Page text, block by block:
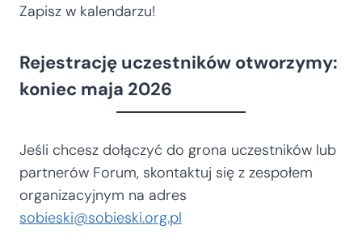
Zapisz w kalendarzu!
Rejestrację uczestników otworzymy:
koniec maja 2026
Jeśli chcesz dołączyć do grona uczestników lub
partnerów Forum, skontaktuj się z zespołem
organizacyjnym na adres
sobieski@sobieski.org.pl